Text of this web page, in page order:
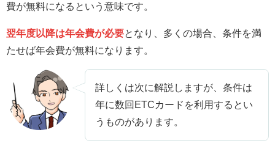
費が無料になるという意味です。
翌年度以降は年会費が必要となり、多くの場合、条件を満
たせば年会費が無料になります。
詳しくは次に解説しますが、条件は
年に数回ETCカードを利用するとい
うものがあります。